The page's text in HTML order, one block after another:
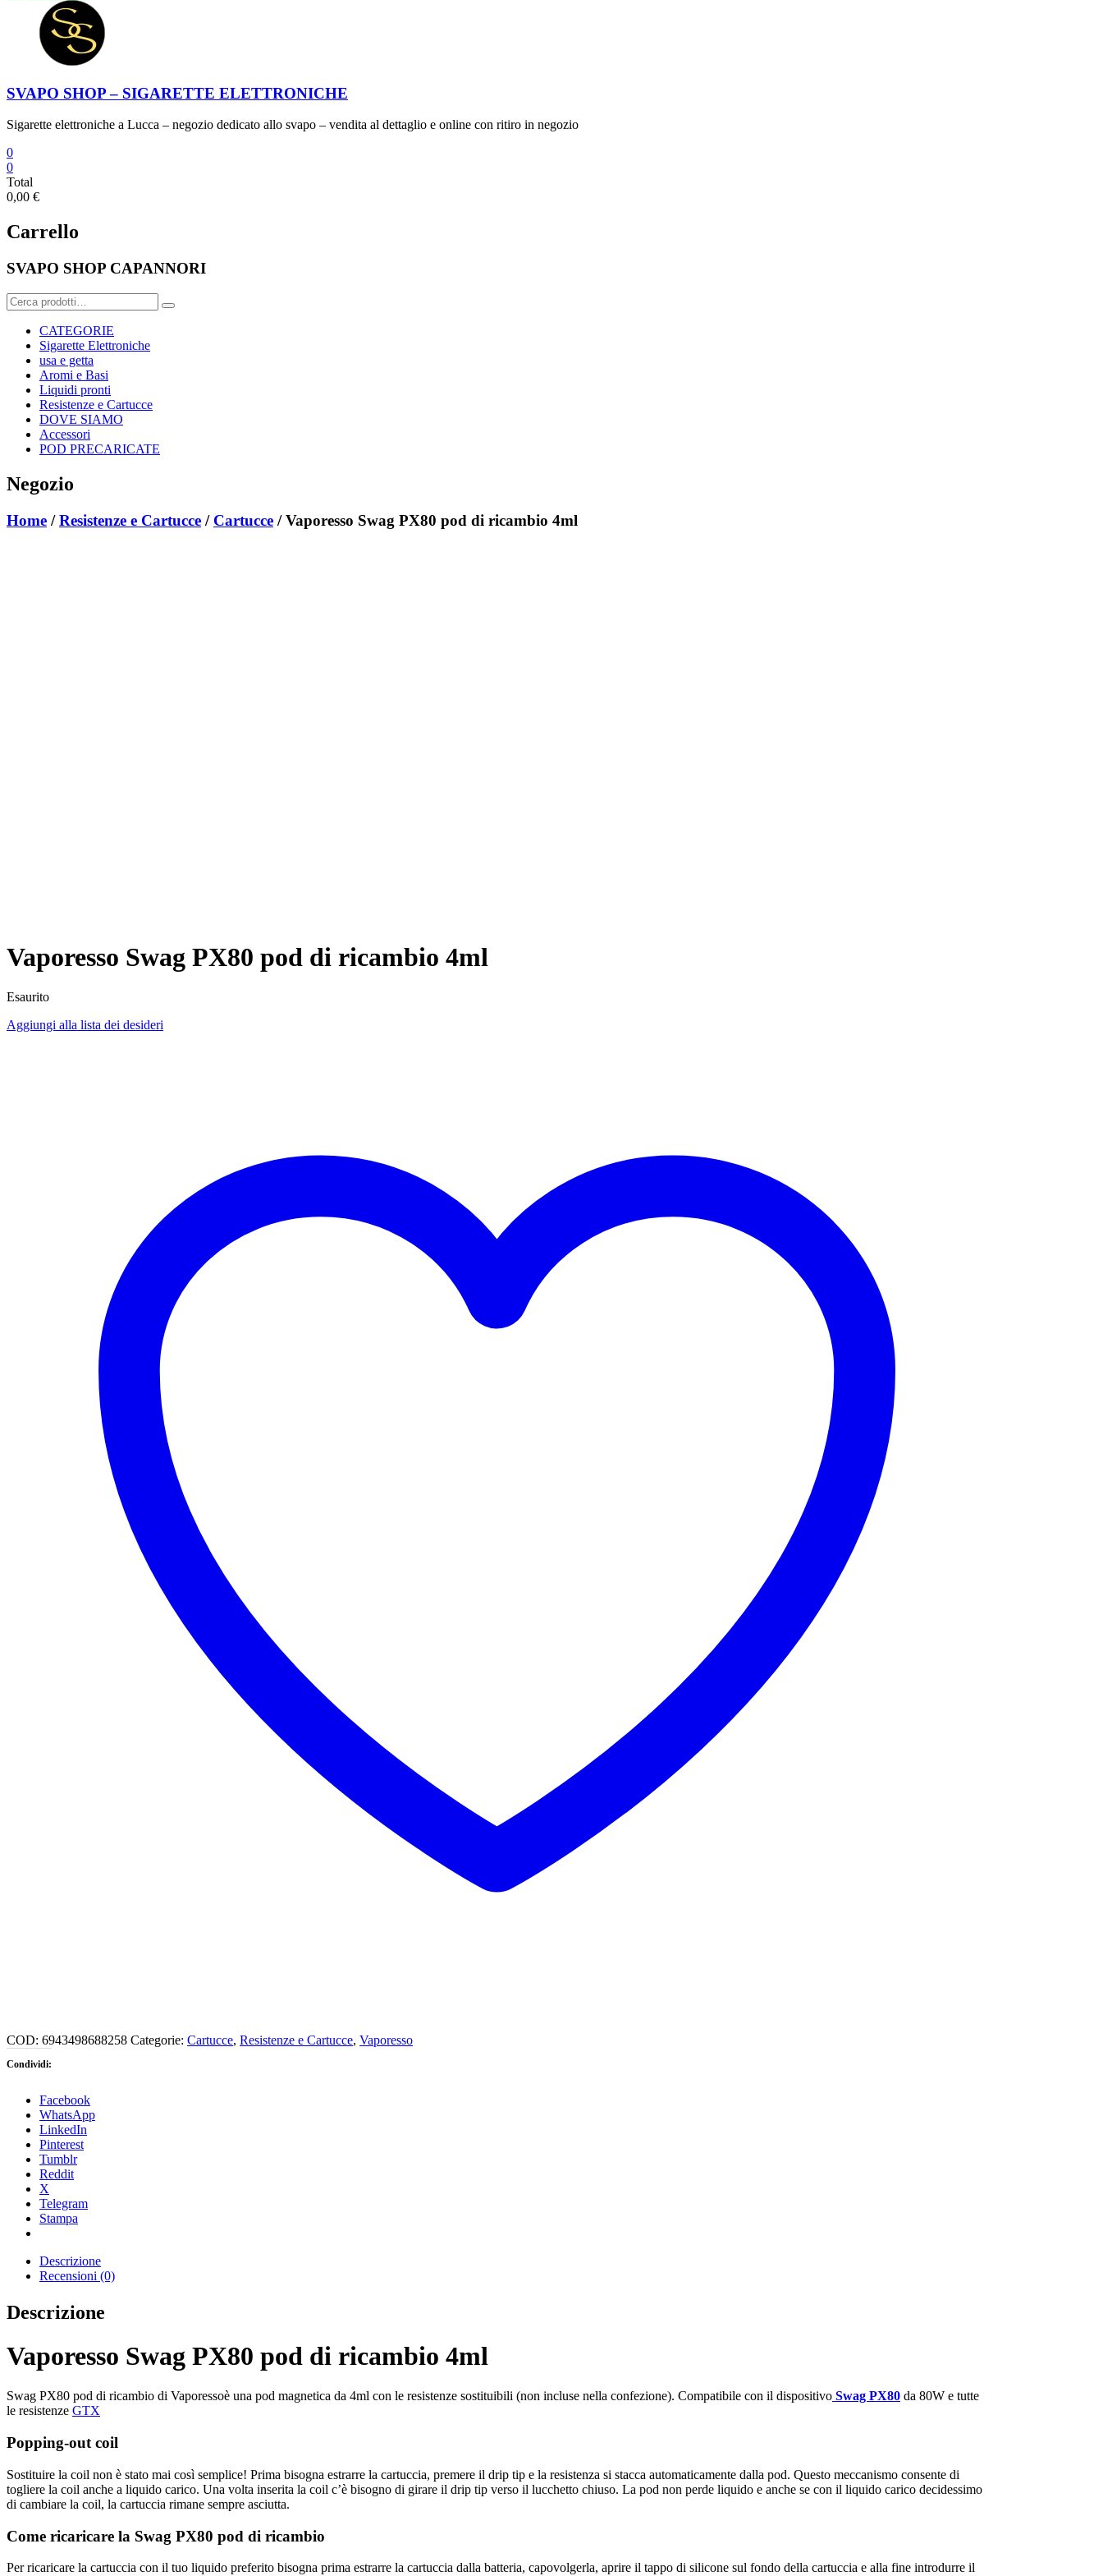
SVAPO SHOP – SIGARETTE ELETTRONICHE
Sigarette elettroniche a Lucca – negozio dedicato allo svapo – vendita al dettaglio e online con ritiro in negozio
0
0
Total
0,00 €
Carrello
SVAPO SHOP CAPANNORI
Cerca:
CATEGORIE
Sigarette Elettroniche
usa e getta
Aromi e Basi
Liquidi pronti
Resistenze e Cartucce
DOVE SIAMO
Accessori
POD PRECARICATE
Negozio
Home /Resistenze e Cartucce / Cartucce / Vaporesso Swag PX80 pod di ricambio 4ml
Vaporesso Swag PX80 pod di ricambio 4ml
Esaurito
Aggiungi alla lista dei desideri
COD: 6943498688258 Categorie: Cartucce, Resistenze e Cartucce, Vaporesso
Condividi:
Facebook
WhatsApp
LinkedIn
Pinterest
Tumblr
Reddit
X
Telegram
Stampa
Descrizione
Recensioni (0)
Descrizione
Vaporesso Swag PX80 pod di ricambio 4ml
Swag PX80 pod di ricambio di Vaporessoè una pod magnetica da 4ml con le resistenze sostituibili (non incluse nella confezione). Compatibile con il dispositivo Swag PX80 da 80W e tutte
le resistenze GTX
Popping-out coil
Sostituire la coil non è stato mai così semplice! Prima bisogna estrarre la cartuccia, premere il drip tip e la resistenza si stacca automaticamente dalla pod. Questo meccanismo consente di
togliere la coil anche a liquido carico. Una volta inserita la coil c’è bisogno di girare il drip tip verso il lucchetto chiuso. La pod non perde liquido e anche se con il liquido carico decidessimo
di cambiare la coil, la cartuccia rimane sempre asciutta.
Come ricaricare la Swag PX80 pod di ricambio
Per ricaricare la cartuccia con il tuo liquido preferito bisogna prima estrarre la cartuccia dalla batteria, capovolgerla, aprire il tappo di silicone sul fondo della cartuccia e alla fine introdurre il